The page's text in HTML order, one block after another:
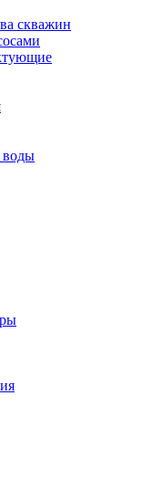
скважин
воды